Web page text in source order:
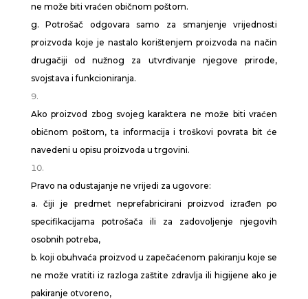
ne može biti vraćen običnom poštom.
g. Potrošač odgovara samo za smanjenje vrijednosti
proizvoda koje je nastalo korištenjem proizvoda na način
drugačiji od nužnog za utvrđivanje njegove prirode,
svojstava i funkcioniranja.
Ako proizvod zbog svojeg karaktera ne može biti vraćen
običnom poštom, ta informacija i troškovi povrata bit će
navedeni u opisu proizvoda u trgovini.
Pravo na odustajanje ne vrijedi za ugovore:
a. čiji je predmet neprefabricirani proizvod izrađen po
specifikacijama potrošača ili za zadovoljenje njegovih
osobnih potreba,
b. koji obuhvaća proizvod u zapečaćenom pakiranju koje se
ne može vratiti iz razloga zaštite zdravlja ili higijene ako je
pakiranje otvoreno,